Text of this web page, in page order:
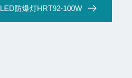
LED防爆灯HRT92-100W